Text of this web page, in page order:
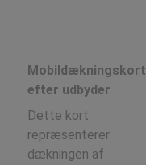
Mobildækningskort
efter udbyder
Dette kort
repræsenterer
dækningen af